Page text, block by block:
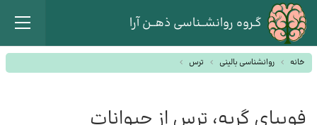
گـروه روانشــناسی ذهــن آرا
خانه روانشناسی بالینی ترس
فوبیای گربه، ترس از حیوانات